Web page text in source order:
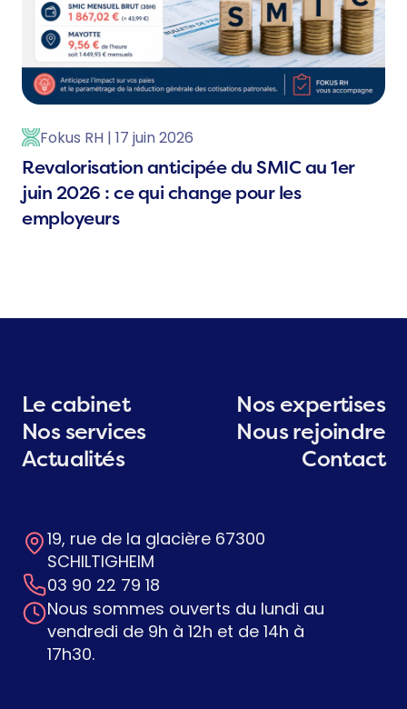
Fokus RH | 17 juin 2026
Revalorisation anticipée du SMIC au 1er
juin 2026 : ce qui change pour les
employeurs
19, rue de la glacière 67300
SCHILTIGHEIM
03 90 22 79 18
Nous sommes ouverts du lundi au
vendredi de 9h à 12h et de 14h à
17h30.
Le cabinet
Nos expertises
Nos services
Nous rejoindre
Actualités
Contact